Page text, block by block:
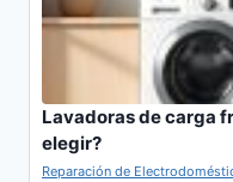
Lavadoras de carga
elegir?
Reparación de